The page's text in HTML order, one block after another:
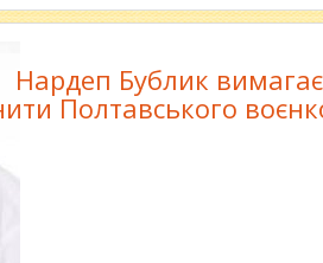
Нардеп Бублик
Полтавського